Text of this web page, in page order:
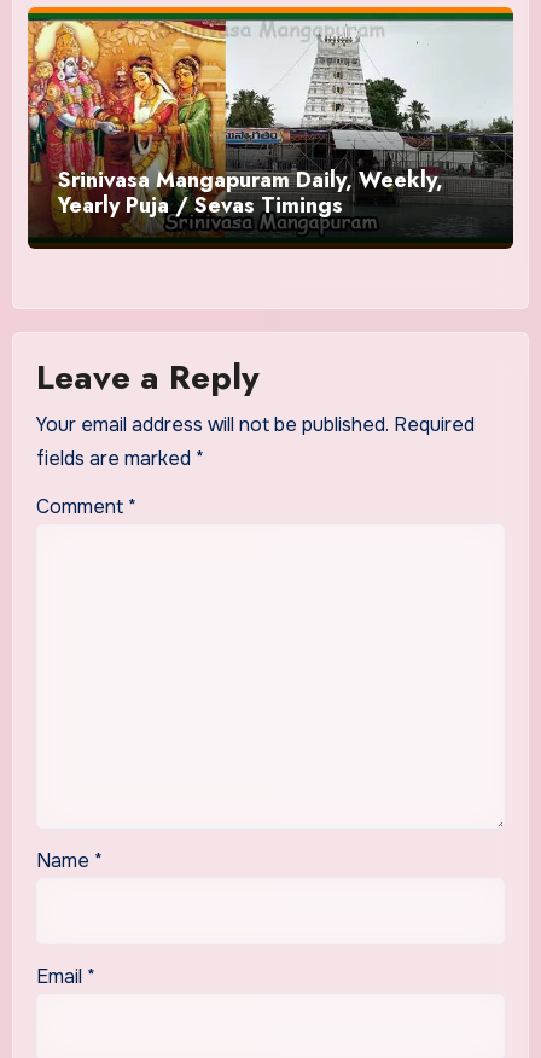
Srinivasa Mangapuram Daily, Weekly,
Yearly Puja / Sevas Timings
Leave a Reply
Your email address will not be published. Required
fields are marked *
Comment *
Name *
Email *